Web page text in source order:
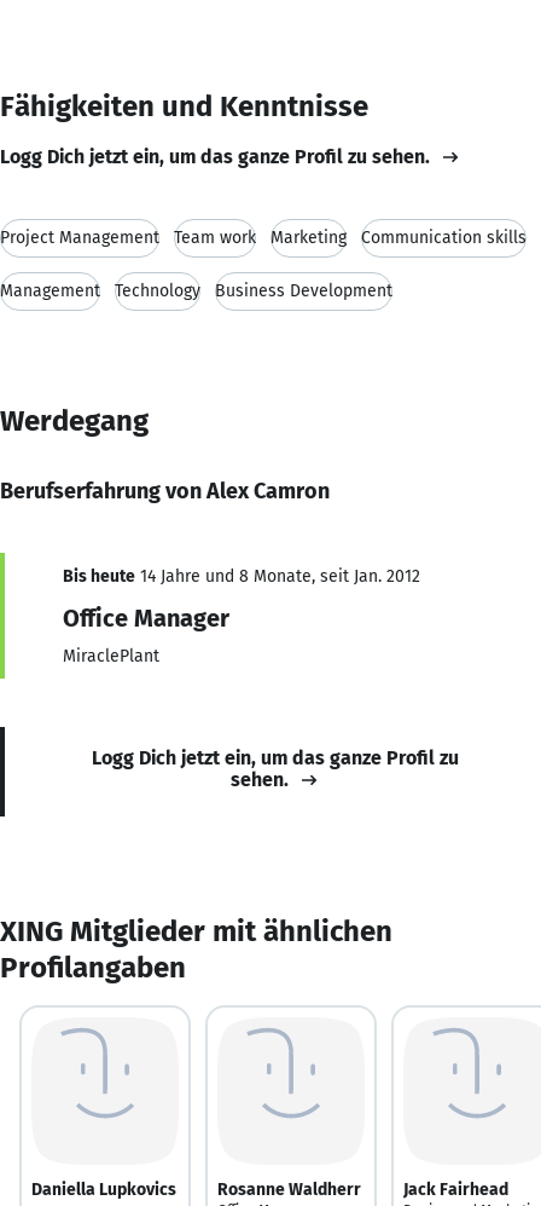
Fähigkeiten und Kenntnisse
Logg Dich jetzt ein, um das ganze Profil zu sehen.
Project Management Team work Marketing Communication skills
Management Technology Business Development
Werdegang
Berufserfahrung von Alex Camron
Bis heute 14 Jahre und 8 Monate, seit Jan. 2012
Office Manager
MiraclePlant
Logg Dich jetzt ein, um das ganze Profil zu
sehen.
XING Mitglieder mit ähnlichen
Profilangaben
Daniella Lupkovics Rosanne Waldherr Jack Fairhead